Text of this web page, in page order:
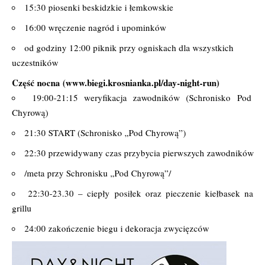
15:30 piosenki beskidzkie i łemkowskie
16:00 wręczenie nagród i upominków
od godziny 12:00 piknik przy ogniskach dla wszystkich
uczestników
Część nocna (www.biegi.krosnianka.pl/day-night-run)
19:00-21:15 weryfikacja zawodników (Schronisko Pod
Chyrową)
21:30 START (Schronisko „Pod Chyrową”)
22:30 przewidywany czas przybycia pierwszych zawodników
/meta przy Schronisku „Pod Chyrową”/
22:30-23.30 – ciepły posiłek oraz pieczenie kiełbasek na
grillu
24:00 zakończenie biegu i dekoracja zwycięzców